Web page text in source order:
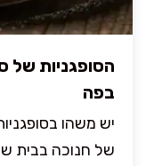
הסופגניות של
בפה
יש משהו
של חנוכה בבית